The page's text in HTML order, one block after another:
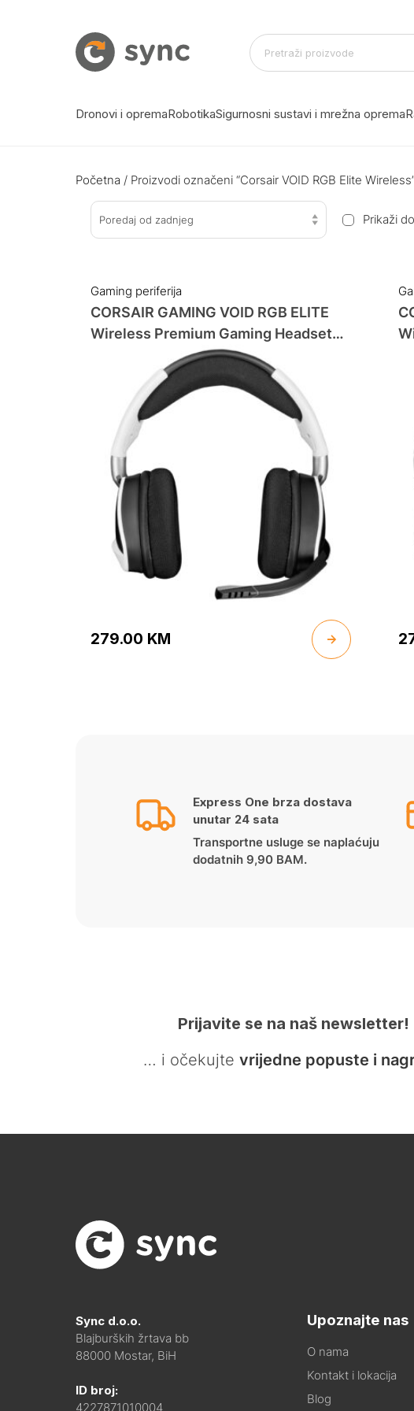
Dronovi i opremaRobotikaSigurnosni sustavi i mrežna oprema
Početna / Proizvodi označeni “Corsair VOID RGB Elite
Poredaj od zadnjeg Prikaži
Gaming periferija
CORSAIR GAMING VOID RGB ELITE
Wireless Premium Gaming Headset
with 7.1 Surround Sound, White
279.00 KM
Express One brza dostava
unutar 24 sata
Transportne usluge se naplaćuju
dodatnih 9,90 BAM.
Prijavite se na naš newsletter!
… i očekujte vrijedne popuste i
Sync d.o.o.
Blajburških žrtava bb
88000 Mostar, BiH
ID broj:
4227871010004
Upoznajte nas
O nama
Kontakt i lokacija
Blog